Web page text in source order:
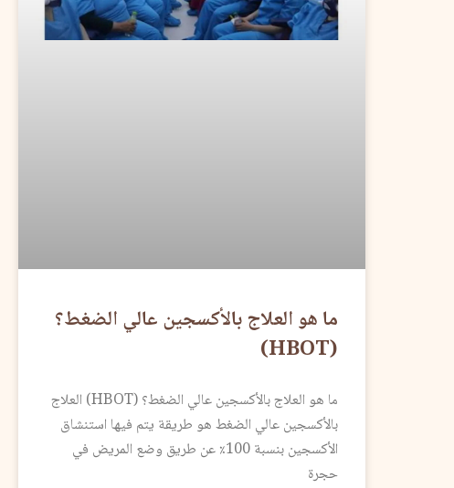
ما هو العلاج بالأكسجين عالي الضغط؟
(HBOT)
ما هو العلاج بالأكسجين عالي الضغط؟ (HBOT) العلاج
بالأكسجين عالي الضغط هو طريقة يتم فيها استنشاق
الأكسجين بنسبة 100٪ عن طريق وضع المريض في
حجرة